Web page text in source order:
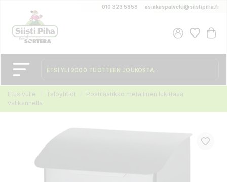
010 323 5858 asiakaspalvelu@siistipiha.fi
Etusivulle Taloyhtiöt
Postilaatikko metallinen lukittava
välikannella